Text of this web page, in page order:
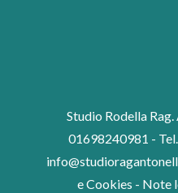
Studio Rodella
01698240981 -
e Cookies - Note